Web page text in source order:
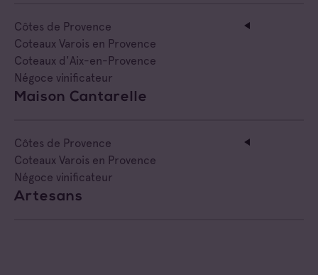
Côtes de Provence
Coteaux Varois en Provence
Coteaux d'Aix-en-Provence
Négoce vinificateur
Maison Cantarelle
Côtes de Provence
Coteaux Varois en Provence
Négoce vinificateur
Artesans